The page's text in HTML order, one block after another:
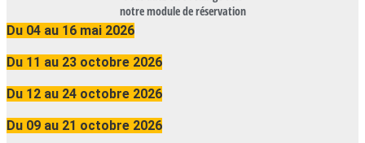
notre module de réservation
Du 04 au 16 mai 2026
Du 11 au 23 octobre 2026
Du 12 au 24 octobre 2026
Du 09 au 21 octobre 2026